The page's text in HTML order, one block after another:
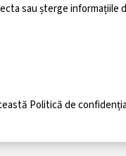
sau șterge
Politică de